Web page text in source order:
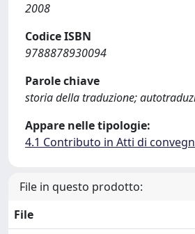
2008
Codice ISBN
9788878930094
Parole chiave
storia della traduzione;
Appare nelle tipologie:
4.1 Contributo in Atti di
File in questo prodotto:
File